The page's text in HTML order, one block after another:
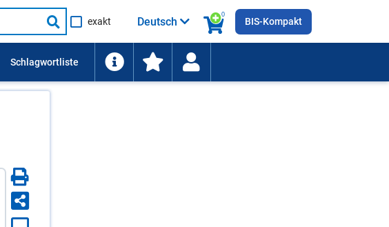
Suche
starten
exakt
0
Deutsch BIS-Kompakt